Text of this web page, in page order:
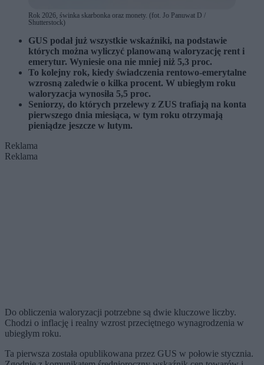
Rok 2026, świnka skarbonka oraz monety. (fot. Jo Panuwat D /
Shutterstock)
GUS podał już wszystkie wskaźniki, na podstawie
których można wyliczyć planowaną waloryzację rent i
emerytur. Wyniesie ona nie mniej niż 5,3 proc.
To kolejny rok, kiedy świadczenia rentowo-emerytalne
wzrosną zaledwie o kilka procent. W ubiegłym roku
waloryzacja wynosiła 5,5 proc.
Seniorzy, do których przelewy z ZUS trafiają na konta
pierwszego dnia miesiąca, w tym roku otrzymają
pieniądze jeszcze w lutym.
Reklama
Reklama
Do obliczenia waloryzacji potrzebne są dwie kluczowe liczby.
Chodzi o inflację i realny wzrost przeciętnego wynagrodzenia w
ubiegłym roku.
Ta pierwsza została opublikowana przez GUS w połowie stycznia.